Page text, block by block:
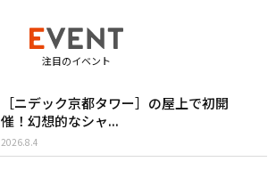
注目のイベント
［ニデック京都タワー］の屋上で初開
催！幻想的なシャ...
2026.8.4